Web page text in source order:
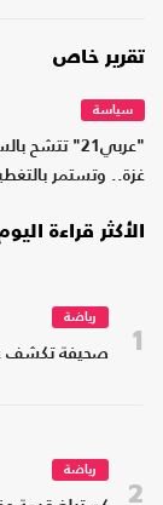
تقرير خاص
سياسة
"عربي21"
غزة.. وتستمر
الأكثر قراءة
1
رياضة
صحيفة تكشف
2
رياضة